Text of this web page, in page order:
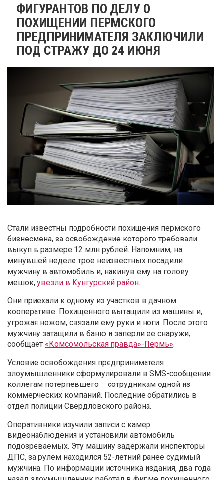
ФИГУРАНТОВ ПО ДЕЛУ О
ПОХИЩЕНИИ ПЕРМСКОГО
ПРЕДПРИНИМАТЕЛЯ ЗАКЛЮЧИЛИ
ПОД СТРАЖУ ДО 24 ИЮНЯ
Стали известны подробности похищения пермского
бизнесмена, за освобождение которого требовали
выкуп в размере 12 млн рублей. Напомним, на
минувшей неделе трое неизвестных посадили
мужчину в автомобиль и, накинув ему на голову
мешок, увезли в Кунгурский район.
Они приехали к одному из участков в дачном
кооперативе. Похищенного вытащили из машины и,
угрожая ножом, связали ему руки и ноги. После этого
мужчину затащили в баню и заперли ее снаружи,
сообщает «Комсомольская правда»-Пермь».
Условие освобождения предпринимателя
злоумышленники сформулировали в SMS-сообщении
коллегам потерпевшего – сотрудникам одной из
коммерческих компаний. Последние обратились в
отдел полиции Свердловского района.
Оперативники изучили записи с камер
видеонаблюдения и установили автомобиль
подозреваемых. Эту машину задержали инспекторы
ДПС, за рулем находился 52-летний ранее судимый
мужчина. По информации источника издания, два года